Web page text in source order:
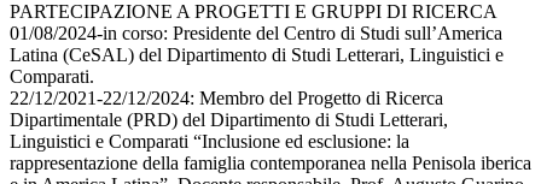
PARTECIPAZIONE A PROGETTI E GRUPPI DI RICERCA
01/08/2024-in corso: Presidente del Centro di Studi sull’America
Latina (CeSAL) del Dipartimento di Studi Letterari, Linguistici e
Comparati.
22/12/2021-22/12/2024: Membro del Progetto di Ricerca
Dipartimentale (PRD) del Dipartimento di Studi Letterari,
Linguistici e Comparati “Inclusione ed esclusione: la
rappresentazione della famiglia contemporanea nella Penisola iberica